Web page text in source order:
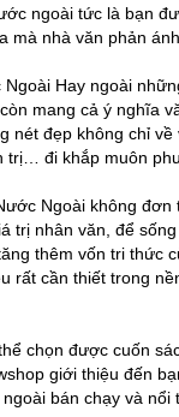
ngoài tức là bạn
mà nhà văn phản
Hay ngoài
mang cả ý nghĩa
nét đẹp không chỉ về
trị… đi khắp muôn
Ngoài không đơn
trị nhân văn, để sống
thêm vốn tri thức
rất cần thiết trong
chọn được cuốn
giới thiệu đến
bán chạy và nổi